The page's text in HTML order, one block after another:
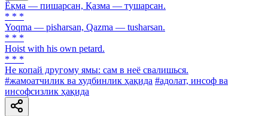
Ёқма — пишарсан, Қазма — тушарсан.
* * *
Yoqma — pisharsan, Qazma — tusharsan.
* * *
Hoist with his own petard.
* * *
He копай другому ямы: сам в неё свалишься.
#жамоатчилик ва худбинлик ҳақида #адолат, инсоф ва
инсофсизлик ҳақида